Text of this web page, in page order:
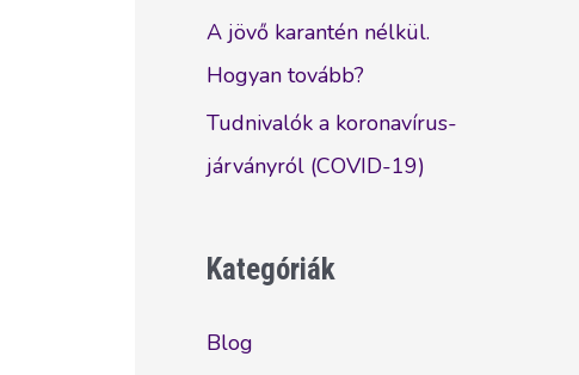
A jövő karantén nélkül.
Hogyan tovább?
Tudnivalók a koronavírus-
járványról (COVID-19)
Kategóriák
Blog